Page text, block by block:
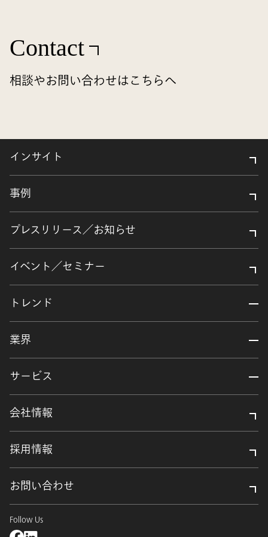
Contact
相談やお問い合わせはこちらへ
インサイト
事例
プレスリリース／お知らせ
イベント／セミナー
トレンド
業界
サービス
会社情報
採用情報
お問い合わせ
Follow Us